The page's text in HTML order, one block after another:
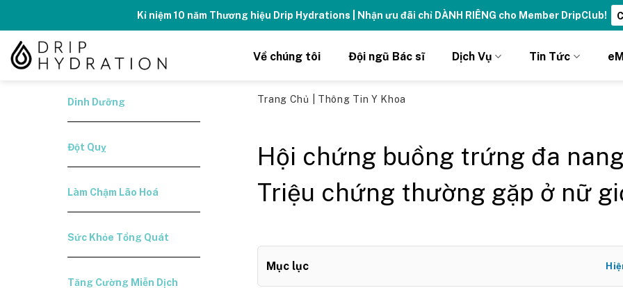
content
Kỉ niệm 10 năm Thương hiệu Drip Hydrations | Nhận ưu đãi chỉ DÀNH RIÊNG cho Member DripClub!
Về chúng tôi Đội ngũ Bác sĩ Dịch Vụ Tin Tức
Dinh Dưỡng
Đột Quỵ
Làm Chậm Lão Hoá
Sức Khỏe Tổng Quát
Tăng Cường Miễn Dịch
Trang Chủ Thông Tin Y Khoa
Hội chứng buồng trứng đa
Triệu chứng thường gặp ở nữ
Mục lục